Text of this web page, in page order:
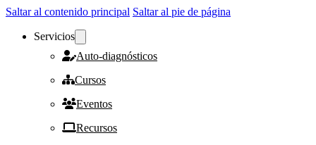
Saltar al contenido principal Saltar al pie de página
Servicios
Auto-diagnósticos
Cursos
Eventos
Recursos